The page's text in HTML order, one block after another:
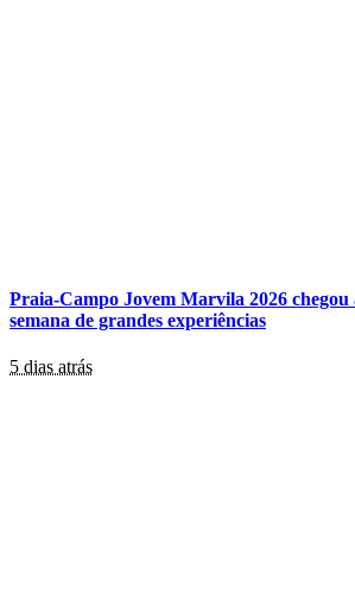
Praia-Campo Jovem Marvila 2026 chegou
semana de grandes experiências
5 dias atrás